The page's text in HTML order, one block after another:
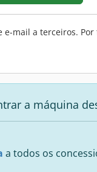
mail a terceiros.
a máquina
a todos os